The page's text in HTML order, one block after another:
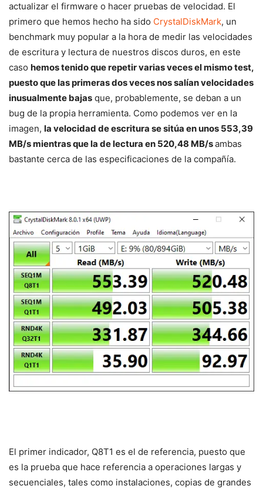
actualizar el firmware o hacer pruebas de velocidad. El
primero que hemos hecho ha sido CrystalDiskMark, un
benchmark muy popular a la hora de medir las velocidades
de escritura y lectura de nuestros discos duros, en este
caso hemos tenido que repetir varias veces el mismo test,
puesto que las primeras dos veces nos salían velocidades
inusualmente bajas que, probablemente, se deban a un
bug de la propia herramienta. Como podemos ver en la
imagen, la velocidad de escritura se sitúa en unos 553,39
MB/s mientras que la de lectura en 520,48 MB/sambas
bastante cerca de las especificaciones de la compañía.
El primer indicador, Q8T1 es el de referencia, puesto que
es la prueba que hace referencia a operaciones largas y
secuenciales, tales como instalaciones, copias de grandes